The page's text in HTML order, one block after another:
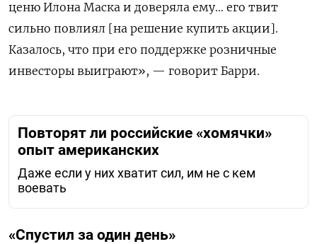
ценю Илона Маска и доверяла ему… его твит
сильно повлиял [на решение купить акции].
Казалось, что при его поддержке розничные
инвесторы выиграют», — говорит Барри.
Повторят ли российские «хомячки»
опыт американских
Даже если у них хватит сил, им не с кем
воевать
«Спустил за один день»